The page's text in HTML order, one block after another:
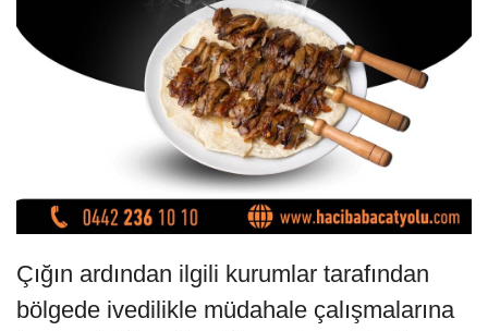
Çığın ardından ilgili kurumlar tarafından
bölgede ivedilikle müdahale çalışmalarına